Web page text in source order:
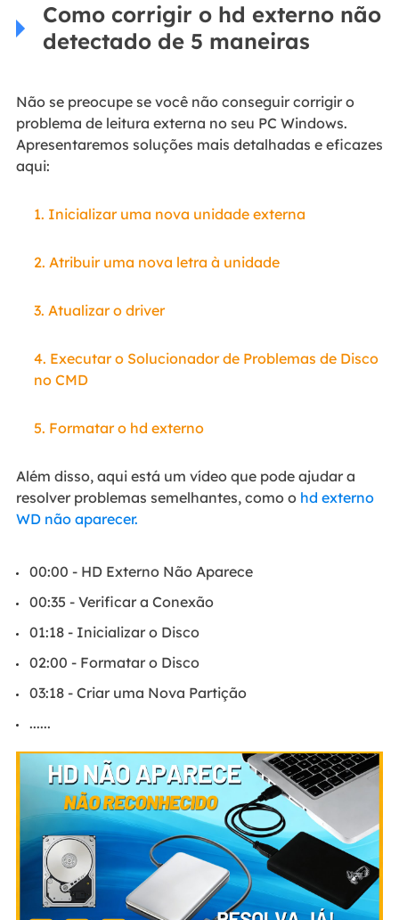
Como corrigir o hd externo não
detectado de 5 maneiras
Não se preocupe se você não conseguir corrigir o
problema de leitura externa no seu PC Windows.
Apresentaremos soluções mais detalhadas e eficazes
aqui:
1. Inicializar uma nova unidade externa
2. Atribuir uma nova letra à unidade
3. Atualizar o driver
4. Executar o Solucionador de Problemas de Disco
no CMD
5. Formatar o hd externo
Além disso, aqui está um vídeo que pode ajudar a
resolver problemas semelhantes, como o hd externo
WD não aparecer.
00:00 - HD Externo Não Aparece
00:35 - Verificar a Conexão
01:18 - Inicializar o Disco
02:00 - Formatar o Disco
03:18 - Criar uma Nova Partição
......